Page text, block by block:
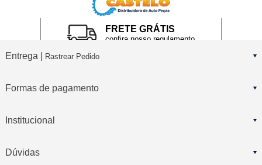
FRETE GRÁTIS
confira nosso regulamento
Entrega | Rastrear Pedido
Formas de pagamento
Institucional
Dúvidas